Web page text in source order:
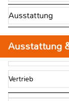
Ausstattung
Ausstattung
Vertrieb